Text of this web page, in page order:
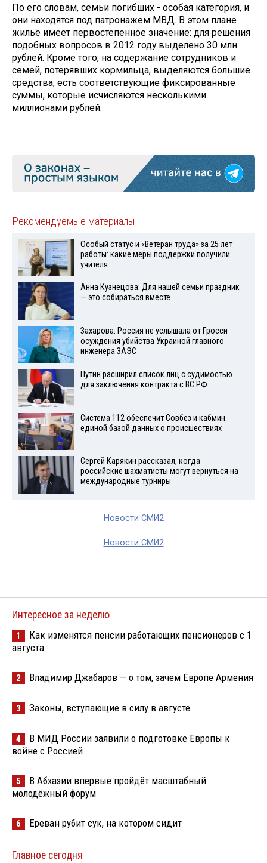
По его словам, cемьи погибших - особая категория, и
они находятся под патронажем МВД. В этом плане
жильё имеет первостепенное значение: для решения
подобных вопросов в 2012 году выделено 30 млн
рублей. Кроме того, на содержание сотрудников и
семей, потерявших кормильца, выделяются большие
средства, есть соответствующие фиксированные
суммы, которые исчисляются несколькими
миллионами рублей.
Рекомендуемые материалы
Особый статус и «Ветеран труда» за 25 лет
работы: какие меры поддержки получили
учителя
Анна Кузнецова: Для нашей семьи праздник
— это собираться вместе
Захарова: Россия не услышала от Гросси
осуждения убийства Украиной главного
инженера ЗАЭС
Путин расширил список лиц с судимостью
для заключения контракта с ВС РФ
Система 112 обеспечит Совбез и кабмин
единой базой данных о происшествиях
Сергей Карякин рассказал, когда
российские шахматисты могут вернуться на
международные турниры
Новости СМИ2
Новости СМИ2
Интересное за неделю
1
Как изменятся пенсии работающих пенсионеров с 1
августа
2 Владимир Джабаров — о том, зачем Европе Армения
3 Законы, вступающие в силу в августе
4
В МИД России заявили о подготовке Европы к
войне с Россией
5
В Абхазии впервые пройдёт масштабный
молодёжный форум
6 Ереван рубит сук, на котором сидит
Главное сегодня